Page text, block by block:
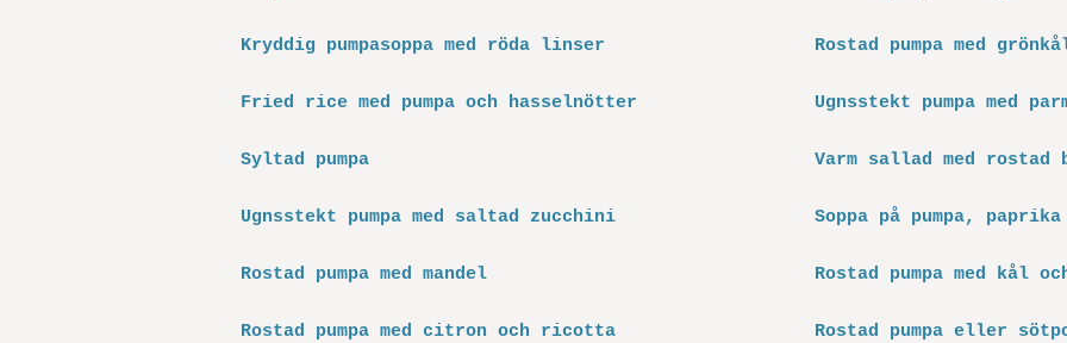
Kryddig pumpasoppa med röda linser Rostad pumpa med
Fried rice med pumpa och hasselnötter Ugnsstekt pumpa med
Syltad pumpa Varm sallad med rostad
Ugnsstekt pumpa med saltad zucchini Soppa på pumpa,
Rostad pumpa med mandel Rostad pumpa med kål
Rostad pumpa med citron och ricotta Rostad pumpa eller